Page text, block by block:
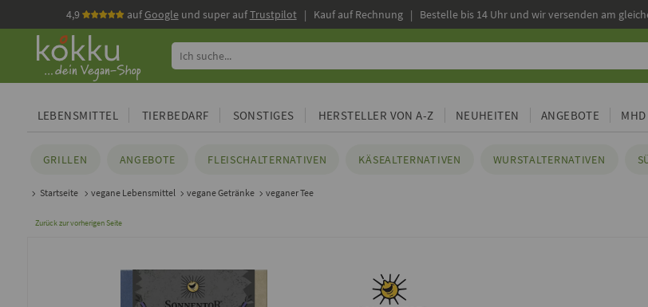
4,9 aufGoogleund super aufTrustpilot| Kauf auf Rechnung | Bestelle bis 14 Uhr und wir versenden am
LEBENSMITTEL TIERBEDARF SONSTIGES HERSTELLER VON A-Z NEUHEITEN ANGEBOTE MHD
GRILLEN ANGEBOTE FLEISCHALTERNATIVEN KÄSEALTERNATIVEN WURSTALTERNATIVEN
Startseite vegane Lebensmittel vegane Getränke veganer Tee
Zurück zur vorherigen Seite